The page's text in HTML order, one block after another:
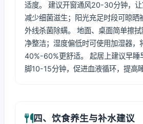
适度。 建议开窗通风20-30分钟，让
减少细菌滋生；阳光充足时段可晾晒
外线杀菌除螨。 地面、桌面简单擦
净整洁；湿度偏低时可使用加湿器，
40%-60%更舒适。 起居上建议早睡
脚10-15分钟，促进血液循环，提高
四、饮食养生与补水建议